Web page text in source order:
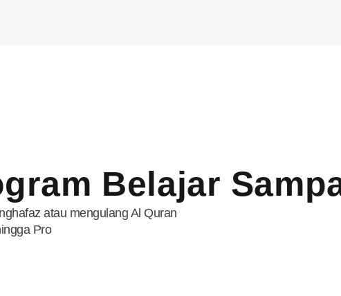
Belajar
atau mengulang Al Quran
Pro